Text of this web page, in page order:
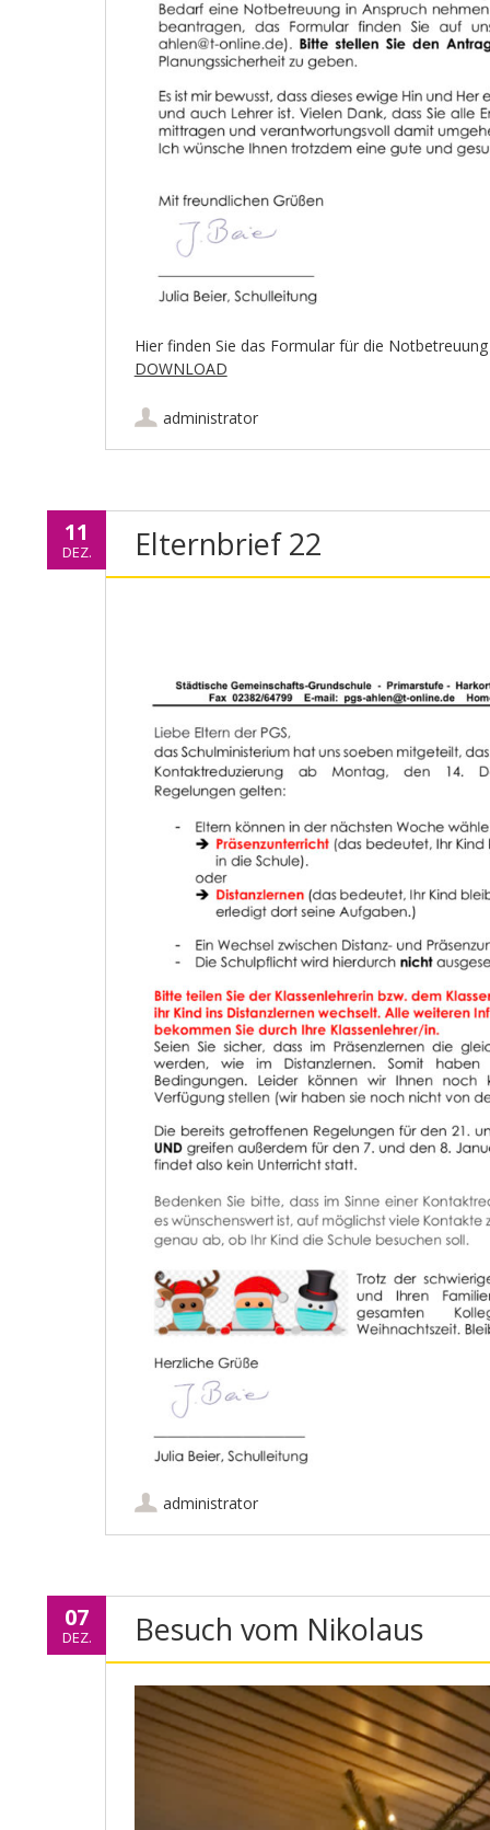
Hier finden Sie das Formular für die
DOWNLOAD
administrator
11
DEZ. Elternbrief 22
administrator
07
DEZ. Besuch vom Nikolaus